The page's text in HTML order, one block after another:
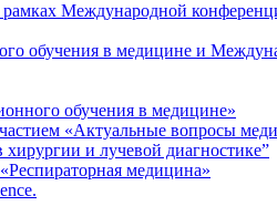
Международной
обучения в медицине и
обучения в медицине»
«Актуальные вопросы
и лучевой диагностике”
медицина»